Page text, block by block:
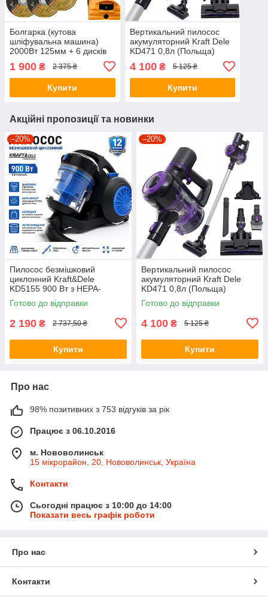
Болгарка (кутова
шліфувальна машина)
2000Вт 125мм + 6 дисків
1 900 ₴ 2 375 ₴
Купити
Вертикальний пилосос
акумуляторний Kraft Dele
KD471 0,8л (Польща)
4 100₴ 5 125 ₴
Купити
Акційні пропозиції та новинки
–20%
Пилосос безмішковий
циклонний Kraft&Dele
KD5155 900 Вт з HEPA-
фільтром для дому та
квартири
Готово до відправки
2 190 ₴ 2 737,50 ₴
Купити
–20%
Вертикальний пилосос
акумуляторний Kraft Dele
KD471 0,8л (Польща)
Готово до відправки
4 100 ₴ 5 125 ₴
Купити
Про нас
98% позитивних з 753 відгуків за рік
Працює з 06.10.2016
м. Нововолинськ
15 мікрорайон, 20, Нововолинськ, Україна
Контакти
Сьогодні працює з 10:00 до 14:00
Показати весь графік роботи
Про нас
Контакти